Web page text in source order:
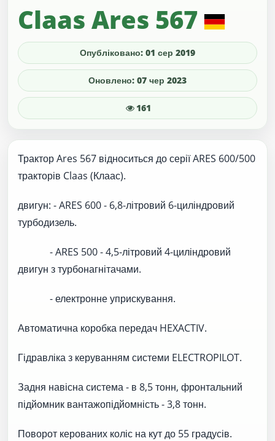
Claas Ares 567
Опубліковано: 01 сер 2019
Оновлено: 07 чер 2023
161
Трактор Ares 567 відноситься до серії ARES 600/500
тракторів Claas (Клаас).
двигун: - ARES 600 - 6,8-літровий 6-циліндровий
турбодизель.
- ARES 500 - 4,5-літровий 4-циліндровий
двигун з турбонагнітачами.
- електронне уприскування.
Автоматична коробка передач HEXACTIV.
Гідравліка з керуванням системи ELECTROPILOT.
Задня навісна система - в 8,5 тонн, фронтальний
підйомник вантажопідйомність - 3,8 тонн.
Поворот керованих коліс на кут до 55 градусів.